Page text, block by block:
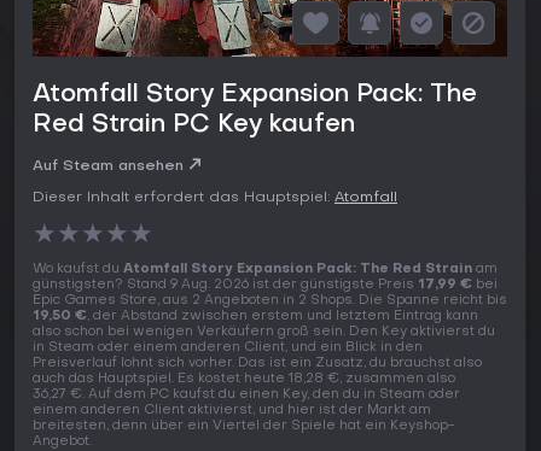
Atomfall Story Expansion Pack: The
Red Strain PC Key kaufen
Auf Steam ansehen
Dieser Inhalt erfordert das Hauptspiel: Atomfall
★★★★★
Wo kaufst du Atomfall Story Expansion Pack: The Red Strain am
günstigsten? Stand 9 Aug. 2026 ist der günstigste Preis 17,99 € bei
Epic Games Store, aus 2 Angeboten in 2 Shops. Die Spanne reicht bis
19,50 €, der Abstand zwischen erstem und letztem Eintrag kann
also schon bei wenigen Verkäufern groß sein. Den Key aktivierst du
in Steam oder einem anderen Client, und ein Blick in den
Preisverlauf lohnt sich vorher. Das ist ein Zusatz, du brauchst also
auch das Hauptspiel. Es kostet heute 18,28 €, zusammen also
36,27 €. Auf dem PC kaufst du einen Key, den du in Steam oder
einem anderen Client aktivierst, und hier ist der Markt am
breitesten, denn über ein Viertel der Spiele hat ein Keyshop-
Angebot.